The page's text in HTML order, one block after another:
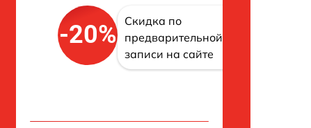
-20%
Скидка по
предварительной
записи на сайте